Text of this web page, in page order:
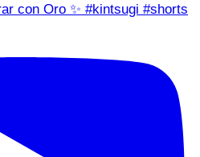
con Oro ✨ #kintsugi #shorts